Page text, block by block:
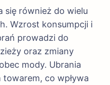
się również do wielu
Wzrost konsumpcji i
prowadzi do
oraz zmiany
mody. Ubrania
towarem, co wpływa